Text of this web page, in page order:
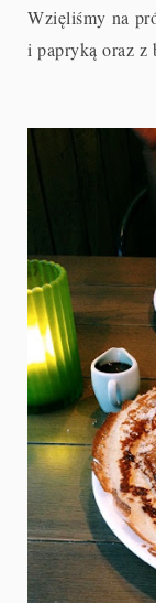
Wzięliśmy na
i papryką oraz z